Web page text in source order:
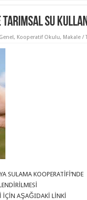
TARIMSAL SU
Genel, Kooperatif Okulu, Makale /
SULAMA KOOPERATİFİ’NDE
İÇİN AŞAĞIDAKİ LİNKİ